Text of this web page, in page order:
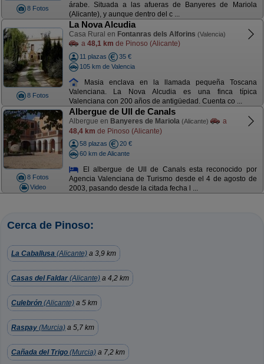
8 Fotos
árabe. Situada a las afueras de Banyeres de Mariola
(Alicante), y aunque dentro del c ...
8 Fotos
La Nova Alcudia
Casa Rural en Fontanras dels Alforins (Valencia)
a 48,1 km de Pinoso (Alicante)
11 plazas
35 €
105 km de Valencia
Masia enclava en la llamada pequeña Toscana
Valenciana. La Nova Alcudia es una finca típica
Valenciana con 200 años de antigüedad. Cuenta co ...
8 Fotos
Video
Albergue de Ull de Canals
Albergue en Banyeres de Mariola (Alicante)
a
48,4 km de Pinoso (Alicante)
58 plazas
20 €
60 km de Alicante
El albergue de Ull de Canals esta reconocido por
Agencia Valenciana de Turismo desde el 4 de agosto de
2003, pasando desde la citada fecha l ...
Cerca de Pinoso:
La Caballusa (Alicante) a 3,9 km
Casas del Faldar (Alicante) a 4,2 km
Culebrón (Alicante) a 5 km
Raspay (Murcia) a 5,7 km
Cañada del Trigo (Murcia) a 7,2 km